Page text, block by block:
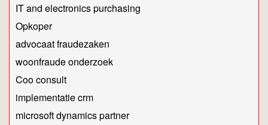
IT and electronics purchasing
Opkoper
advocaat fraudezaken
woonfraude onderzoek
Coo consult
implementatie crm
microsoft dynamics partner